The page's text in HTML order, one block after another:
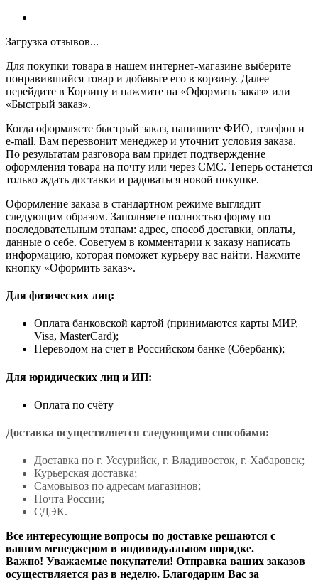
Загрузка отзывов...
Для покупки товара в нашем интернет-магазине выберите
понравившийся товар и добавьте его в корзину. Далее
перейдите в Корзину и нажмите на «Оформить заказ» или
«Быстрый заказ».
Когда оформляете быстрый заказ, напишите ФИО, телефон и
e-mail. Вам перезвонит менеджер и уточнит условия заказа.
По результатам разговора вам придет подтверждение
оформления товара на почту или через СМС. Теперь останется
только ждать доставки и радоваться новой покупке.
Оформление заказа в стандартном режиме выглядит
следующим образом. Заполняете полностью форму по
последовательным этапам: адрес, способ доставки, оплаты,
данные о себе. Советуем в комментарии к заказу написать
информацию, которая поможет курьеру вас найти. Нажмите
кнопку «Оформить заказ».
Для физических лиц:
Оплата банковской картой (принимаются карты МИР,
Visa, MasterCard);
Переводом на счет в Российском банке (Сбербанк);
Для юридических лиц и ИП:
Оплата по счёту
Доставка осуществляется следующими способами:
Доставка по г. Уссурийск, г. Владивосток, г. Хабаровск;
Курьерская доставка;
Самовывоз по адресам магазинов;
Почта России;
СДЭК.
Все интересующие вопросы по доставке решаются с
вашим менеджером в индивидуальном порядке.
Важно! Уважаемые покупатели! Отправка ваших заказов
осуществляется раз в неделю. Благодарим Вас за